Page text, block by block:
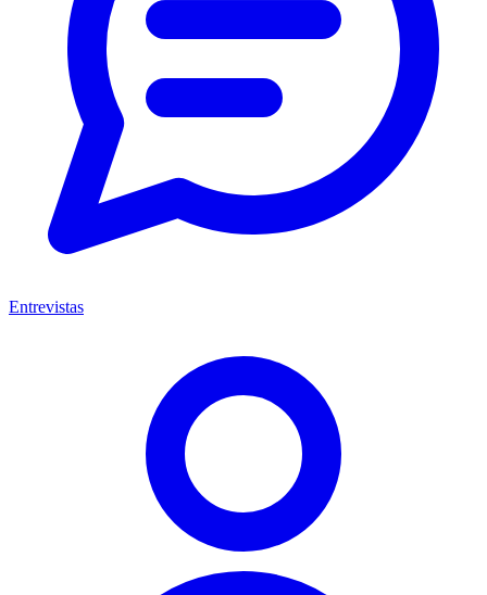
Entrevistas